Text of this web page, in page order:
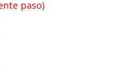
paso)